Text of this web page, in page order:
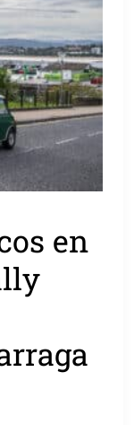
en